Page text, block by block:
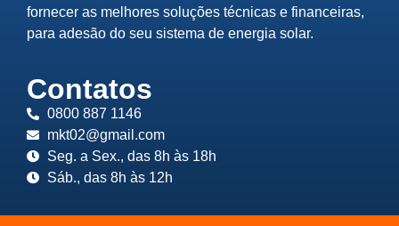
fornecer as melhores soluções técnicas e financeiras,
para adesão do seu sistema de energia solar.
Contatos
0800 887 1146
mkt02@gmail.com
Seg. a Sex., das 8h às 18h
Sáb., das 8h às 12h